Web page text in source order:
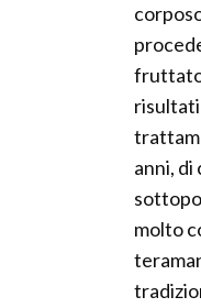
fruttato
risultati
anni,
molto